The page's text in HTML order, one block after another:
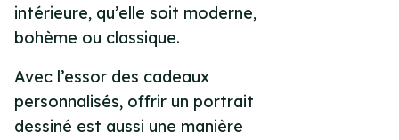
intérieure, qu’elle soit moderne,
bohème ou classique.
Avec l’essor des cadeaux
personnalisés, offrir un portrait
dessiné est aussi une manière